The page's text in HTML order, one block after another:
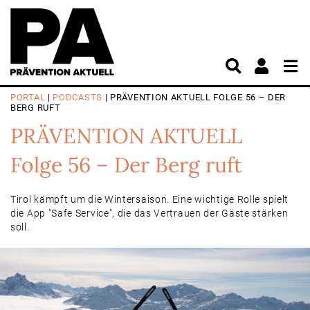
PORTAL | PODCASTS | PRÄVENTION AKTUELL FOLGE 56 – DER
BERG RUFT
PRÄVENTION AKTUELL
Folge 56 – Der Berg ruft
Tirol kämpft um die Wintersaison. Eine wichtige Rolle spielt
die App "Safe Service", die das Vertrauen der Gäste stärken
soll.